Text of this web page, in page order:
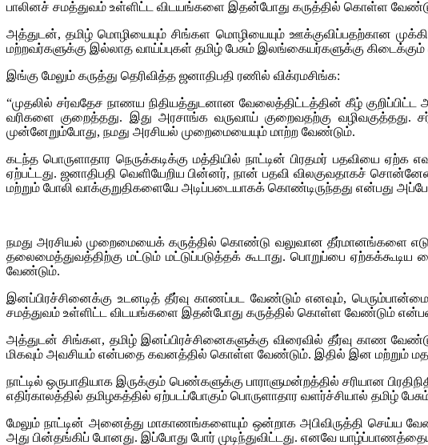
பாலினச் சமத்துவம் உள்ளிட்ட விடயங்களை இதன்போது கருத்தில் கொள்ள வேண்டும்
அத்துடன், தமிழ் மொழியையும் சிங்கள மொழியையும் ஊக்குவிப்பதற்கான
மற்றவர்களுக்கு இல்லாத வாய்ப்புகள் தமிழ் பேசும் இலங்கையர்களுக்கு கிடைக்கும்
இங்கு மேலும் கருத்து தெரிவித்த ஜனாதிபதி ரணில் விக்ரமசிங்க:
“முதலில் சர்வதேச நாணய நிதியத்துடனான வேலைத்திட்டத்தின் கீழ்
வரிகளை குறைத்தது. இது அரசாங்க வருவாய் குறைவதற்கு வழிவகுத்தது.
முன்னேறும்போது, நமது அரசியல் முறைமையையும் மாற்ற வேண்டும்.
கடந்த பொருளாதார நெருக்கடிக்கு மத்தியில் நாட்டின் பிரதமர் பதவியை
ஏற்பட்டது. ஜனாதிபதி வெளியேறிய பின்னர், நான் பதவி விலகுவதாகச்
மற்றும் போலி வாக்குறுதிகளையே அடிப்படையாகக் கொண்டிருந்தது என்பது
நமது அரசியல் முறைமையைக் கருத்தில் கொண்டு வலுவான தீர்மானங்களை
தலைமைத்துவத்திற்கு மட்டும் மட்டுப்படுத்தக் கூடாது. பொறுப்பை
வேண்டும்.
இனப்பிரச்சினைக்கு உடனடித் தீர்வு காணப்பட வேண்டும் எனவும்,
சமத்துவம் உள்ளிட்ட விடயங்களை இதன்போது கருத்தில் கொள்ள வேண்டும்
அத்துடன் சிங்கள, தமிழ் இனப்பிரச்சினைகளுக்கு விரைவில் தீர்வு காண
மிகவும் அவசியம் என்பதை கவனத்தில் கொள்ள வேண்டும். இதில் இன மற்றும்
நாட்டில் ஒருபாதியாக இருக்கும் பெண்களுக்கு பாராளுமன்றத்தில் சரியான
எதிர்காலத்தில் தமிழகத்தில் ஏற்படப்போகும் பொருளாதார வளர்ச்சியால் தமிழ்
மேலும் நாட்டின் அனைத்து மாகாணங்களையும் ஒன்றாக அபிவிருத்தி செய்ய
அது பின்தங்கிப் போனது. இப்போது போர் முடிந்துவிட்டது. எனவே